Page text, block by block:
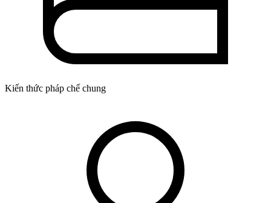
Kiến thức pháp chế chung